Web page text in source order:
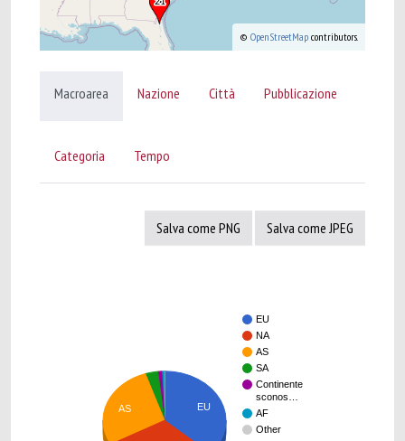
© OpenStreetMap contributors.
Macroarea Nazione Città Pubblicazione
Categoria Tempo
Salva come PNG Salva come JPEG
EU
NA
AS
SA
Continente
sconos…
AF
Other
EU
AS